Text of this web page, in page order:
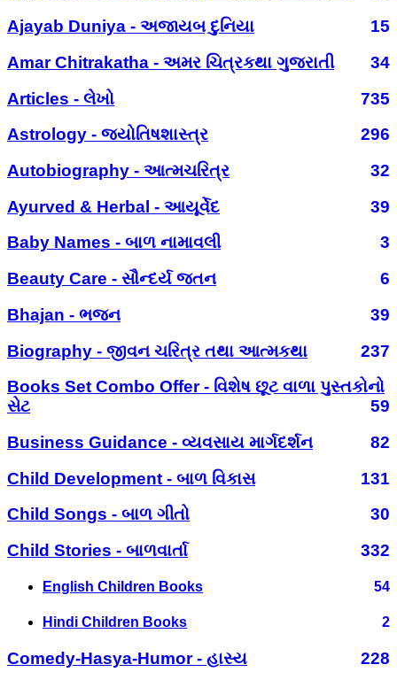
Ajayab Duniya - અજાયબ દુનિયા
15
Amar Chitrakatha - અમર ચિત્રકથા ગુજરાતી
34
Articles - લેખો
735
Astrology - જ્યોતિષશાસ્ત્ર
296
Autobiography - આત્મચરિત્ર
32
Ayurved & Herbal - આયૂર્વેદ
39
Baby Names - બાળ નામાવલી
3
Beauty Care - સૌન્દર્ય જતન
6
Bhajan - ભજન
39
Biography - જીવન ચરિત્ર તથા આત્મકથા
237
Books Set Combo Offer - વિશેષ છૂટ વાળા પુસ્તકોનો
સેટ
59
Business Guidance - વ્યવસાય માર્ગદર્શન
82
Child Development - બાળ વિકાસ
131
Child Songs - બાળ ગીતો
30
Child Stories - બાળવાર્તા
332
English Children Books 54
Hindi Children Books 2
Comedy-Hasya-Humor - હાસ્ય
228